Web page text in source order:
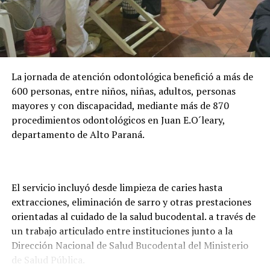
millones anuales al programa y actualmente acompaña
la formación de casi 24.000 becarios activos. Además,
adelantó que la entidad trabaja en una plataforma
digital para facilitar la presentación de documentos y
Asunción o Ciudad del Este para realizar los trámites.
La jornada de atención odontológica benefició a más de
600 personas, entre niños, niñas, adultos, personas
mayores y con discapacidad, mediante más de 870
procedimientos odontológicos en Juan E.O´leary,
departamento de Alto Paraná.
El servicio incluyó desde limpieza de caries hasta
extracciones, eliminación de sarro y otras prestaciones
orientadas al cuidado de la salud bucodental. a través de
un trabajo articulado entre instituciones junto a la
Dirección Nacional de Salud Bucodental del Ministerio
de Salud Pública.